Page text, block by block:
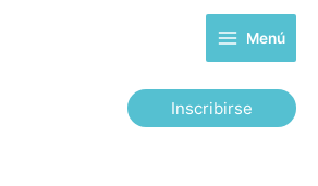
Menú
Inscribirse